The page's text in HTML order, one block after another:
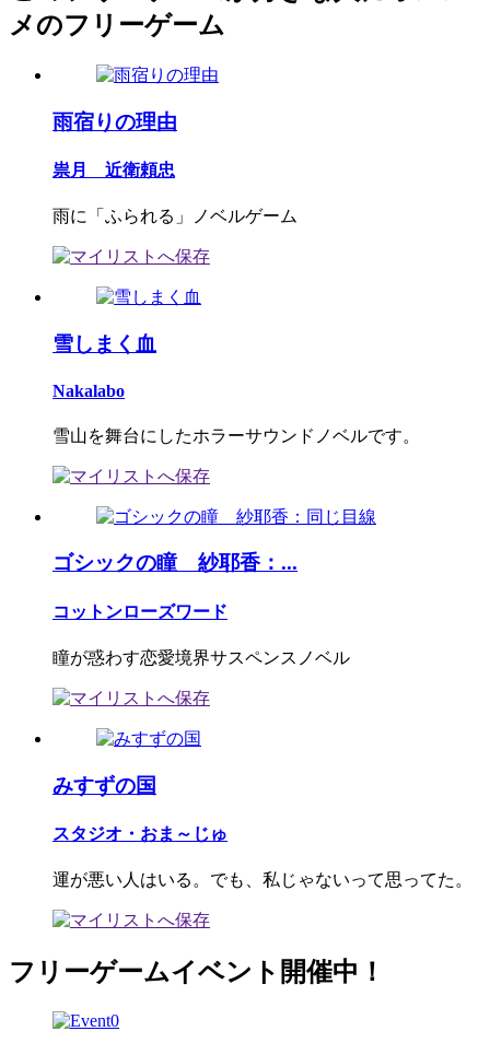
メのフリーゲーム
雨宿りの理由
祟月 近衛頼忠
雨に「ふられる」ノベルゲーム
雪しまく血
Nakalabo
雪山を舞台にしたホラーサウンドノベルです。
ゴシックの瞳 紗耶香：...
コットンローズワード
瞳が惑わす恋愛境界サスペンスノベル
みすずの国
スタジオ・おま～じゅ
運が悪い人はいる。でも、私じゃないって思ってた。
フリーゲームイベント開催中！